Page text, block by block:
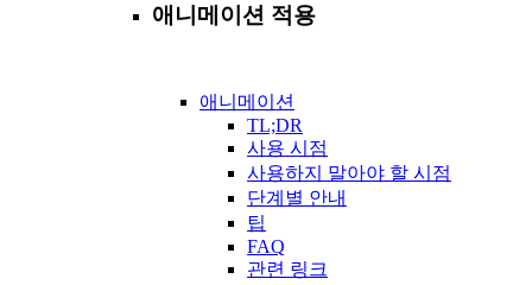
애니메이션 적용
애니메이션
TL;DR
사용 시점
사용하지 말아야 할 시점
단계별 안내
팁
FAQ
관련 링크